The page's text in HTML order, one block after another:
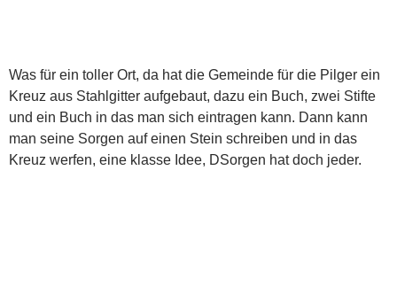
Was für ein toller Ort, da hat die Gemeinde für die Pilger ein
Kreuz aus Stahlgitter aufgebaut, dazu ein Buch, zwei Stifte
und ein Buch in das man sich eintragen kann. Dann kann
man seine Sorgen auf einen Stein schreiben und in das
Kreuz werfen, eine klasse Idee, DSorgen hat doch jeder.